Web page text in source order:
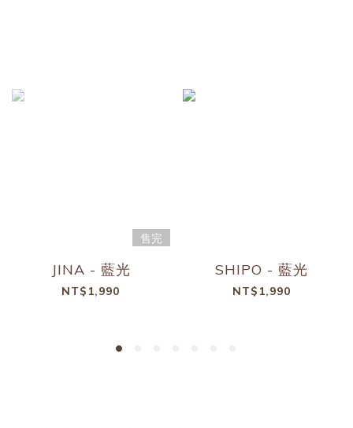
售完
JINA - 藍光
NT$1,990
SHIPO - 藍光
NT$1,990